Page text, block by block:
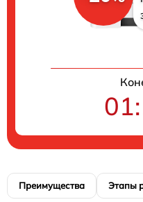
Преимущества Этапы